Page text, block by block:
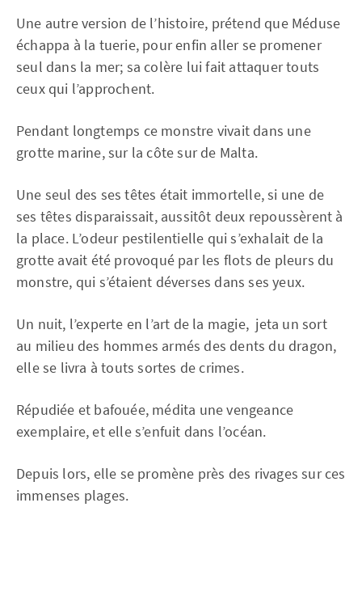
Une autre version de l’histoire, prétend que Méduse
échappa à la tuerie, pour enfin aller se promener
seul dans la mer; sa colère lui fait attaquer touts
ceux qui l’approchent.
Pendant longtemps ce monstre vivait dans une
grotte marine, sur la côte sur de Malta.
Une seul des ses têtes était immortelle, si une de
ses têtes disparaissait, aussitôt deux repoussèrent à
la place. L’odeur pestilentielle qui s’exhalait de la
grotte avait été provoqué par les flots de pleurs du
monstre, qui s’étaient déverses dans ses yeux.
Un nuit, l’experte en l’art de la magie, jeta un sort
au milieu des hommes armés des dents du dragon,
elle se livra à touts sortes de crimes.
Répudiée et bafouée, médita une vengeance
exemplaire, et elle s’enfuit dans l’océan.
Depuis lors, elle se promène près des rivages sur ces
immenses plages.